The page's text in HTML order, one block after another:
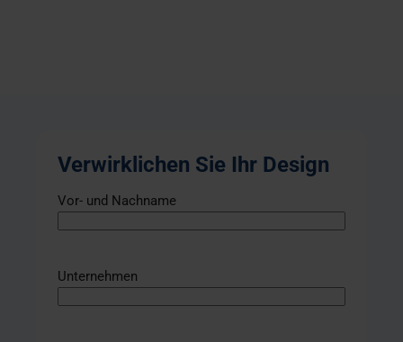
Verwirklichen Sie Ihr Design
Vor- und Nachname
Unternehmen